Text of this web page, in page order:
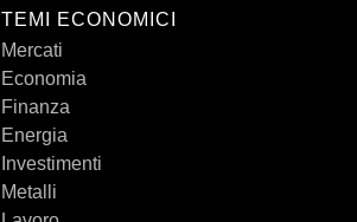
TEMI ECONOMICI
Mercati
Economia
Finanza
Energia
Investimenti
Metalli